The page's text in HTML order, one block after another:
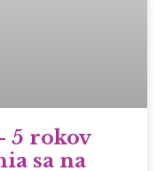
5 rokov
sa na